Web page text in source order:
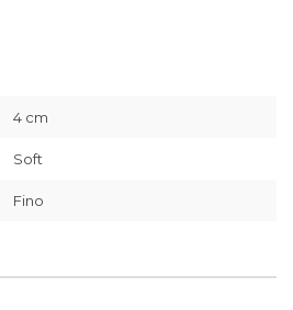
4 cm
Soft
Fino